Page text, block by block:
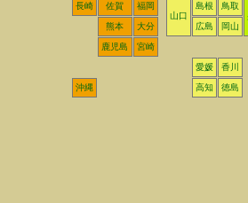
長崎 佐賀
福岡
山口
島根
鳥取
熊本
大分 広島 岡山
鹿児島 宮崎
愛媛 香川
沖縄 高知 徳島